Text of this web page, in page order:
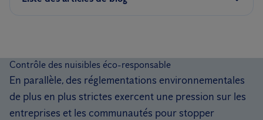
Contrôle des nuisibles éco-responsable
En parallèle, des réglementations environnementales
de plus en plus strictes exercent une pression sur les
entreprises et les communautés pour stopper